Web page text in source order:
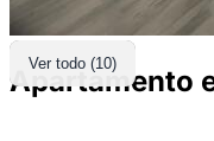
Ver todo (10)
Apartamento